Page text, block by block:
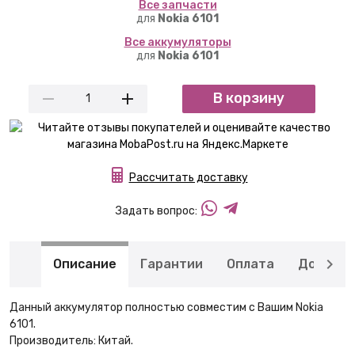
Вcе запчасти
для Nokia 6101
Вcе аккумуляторы
для Nokia 6101
В корзину
Рассчитать доставку
Задать вопрос:
Описание Гарантии Оплата
Данный аккумулятор полностью совместим с Вашим Nokia
6101.
Производитель: Китай.